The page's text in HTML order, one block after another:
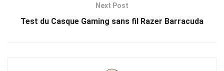
Next Post
Test du Casque Gaming sans fil Razer Barracuda